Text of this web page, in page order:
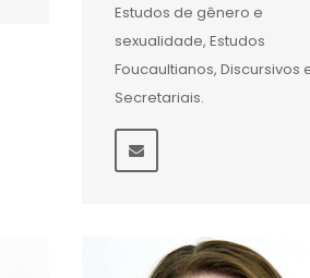
Estudos de gênero e
sexualidade, Estudos
Foucaultianos, Discursivos
Secretariais.